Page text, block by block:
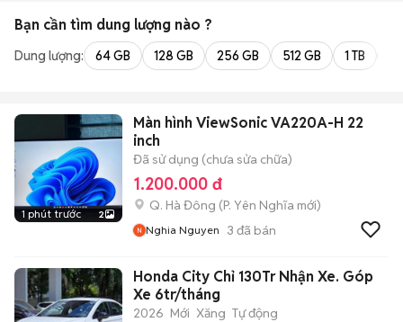
Bạn cần tìm dung lượng nào ?
Dung lượng: 64 GB 128 GB 256 GB 512 GB 1 TB
1 phút trước 2
Màn hình ViewSonic VA220A-H 22
inch
Đã sử dụng (chưa sửa chữa)
1.200.000 đ
Q. Hà Đông (P. Yên Nghĩa mới)
Nghia Nguyen 3 đã bán
Honda City Chỉ 130Tr Nhận Xe. Góp
Xe 6tr/tháng
2026 Mới Xăng Tự động